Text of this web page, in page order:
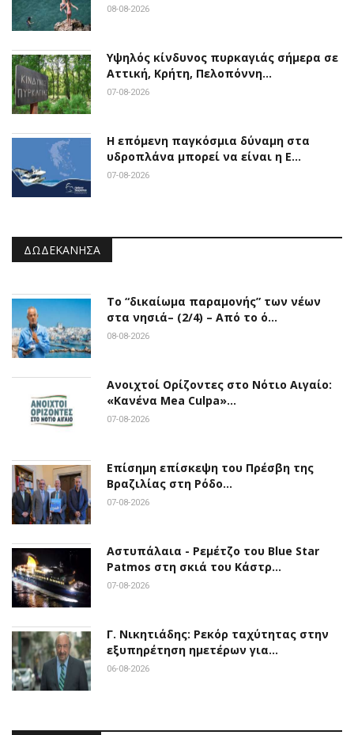
08-08-2026
Υψηλός κίνδυνος πυρκαγιάς σήμερα σε
Αττική, Κρήτη, Πελοπόννη…
07-08-2026
Η επόμενη παγκόσμια δύναμη στα
υδροπλάνα μπορεί να είναι η Ε…
07-08-2026
ΔΩΔΕΚΆΝΗΣΑ
Το “δικαίωμα παραμονής” των νέων
στα νησιά– (2/4) – Από το ό…
08-08-2026
Ανοιχτοί Ορίζοντες στο Νότιο Αιγαίο:
«Κανένα Mea Culpa»…
07-08-2026
Επίσημη επίσκεψη του Πρέσβη της
Βραζιλίας στη Ρόδο…
07-08-2026
Αστυπάλαια - Ρεμέτζο του Blue Star
Patmos στη σκιά του Κάστρ…
07-08-2026
Γ. Νικητιάδης: Ρεκόρ ταχύτητας στην
εξυπηρέτηση ημετέρων για…
06-08-2026